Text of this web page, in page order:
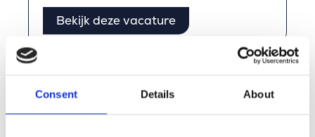
Consent Details About
Bekijk deze vacature
Verhalen van onze mensen